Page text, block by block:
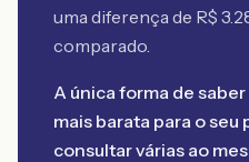
uma diferença de R$
comparado.
A única forma de
mais barata para o
consultar várias ao